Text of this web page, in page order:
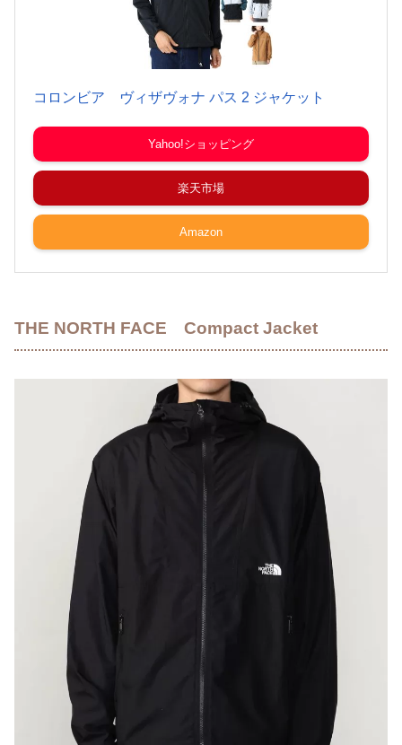
コロンビア ヴィザヴォナ パス 2 ジャケット
Yahoo!ショッピング
楽天市場
Amazon
THE NORTH FACE Compact Jacket